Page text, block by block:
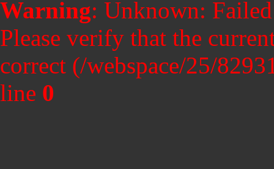
Warning: Unknown:
Please verify that the
correct (/webspace/25/
line 0